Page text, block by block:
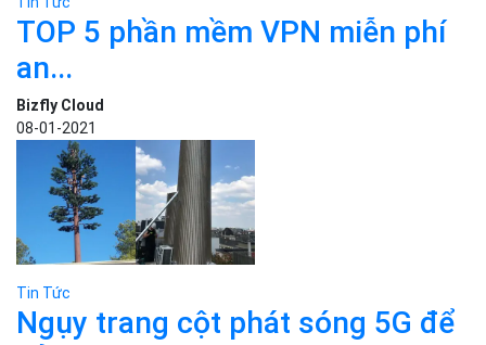
Tin Tức
Ngụy trang cột phát sóng 5G để
bảo...
Bizfly Cloud
26-10-2020
Tin Tức